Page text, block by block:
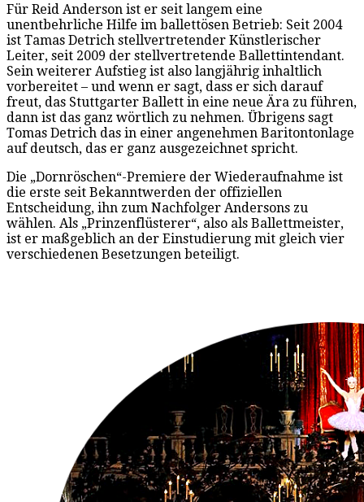
Für Reid Anderson ist er seit langem eine
unentbehrliche Hilfe im ballettösen Betrieb: Seit 2004
ist Tamas Detrich stellvertretender Künstlerischer
Leiter, seit 2009 der stellvertretende Ballettintendant.
Sein weiterer Aufstieg ist also langjährig inhaltlich
vorbereitet – und wenn er sagt, dass er sich darauf
freut, das Stuttgarter Ballett in eine neue Ära zu führen,
dann ist das ganz wörtlich zu nehmen. Übrigens sagt
Tomas Detrich das in einer angenehmen Baritontonlage
auf deutsch, das er ganz ausgezeichnet spricht.
Die „Dornröschen“-Premiere der Wiederaufnahme ist
die erste seit Bekanntwerden der offiziellen
Entscheidung, ihn zum Nachfolger Andersons zu
wählen. Als „Prinzenflüsterer“, also als Ballettmeister,
ist er maßgeblich an der Einstudierung mit gleich vier
verschiedenen Besetzungen beteiligt.